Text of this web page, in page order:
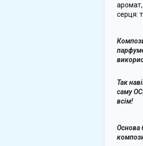
аромат,
серця:
Так
саму
всім!
Основа